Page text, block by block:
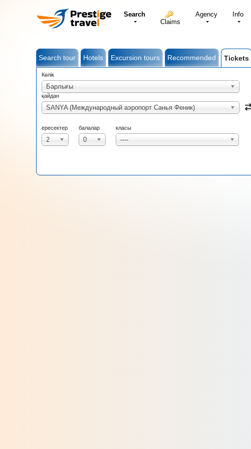
Search
Claims
Agency Info
Search tour Hotels Excursion tours Recommended Tickets
Көлік
Барлығы
қайдан
SANYA (Международный аэропорт Санья Феник)
ересектер
2
балалар
0
класы
----